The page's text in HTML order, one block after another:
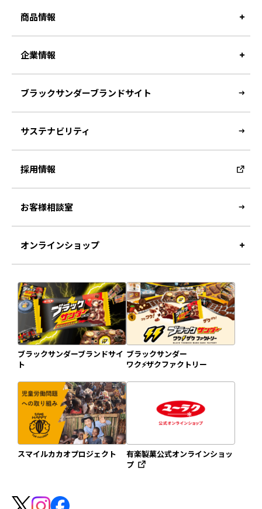
商品情報
企業情報
ブラックサンダーブランドサイト
サステナビリティ
採用情報
お客様相談室
オンラインショップ
ブラックサンダーブランドサイ
ト
ブラックサンダー
ワク⚡️ザクファクトリー
スマイルカカオプロジェクト
有楽製菓公式オンラインショッ
プ